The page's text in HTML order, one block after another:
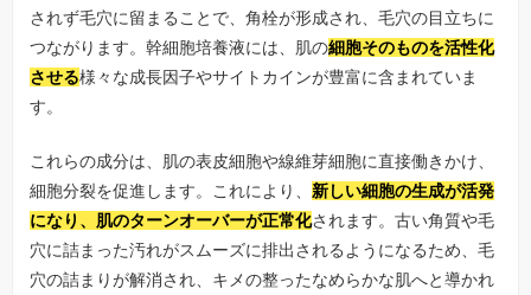
されず毛穴に留まることで、角栓が形成され、毛穴の目立ちに
つながります。幹細胞培養液には、肌の細胞そのものを活性化
させる様々な成長因子やサイトカインが豊富に含まれていま
す。
これらの成分は、肌の表皮細胞や線維芽細胞に直接働きかけ、
細胞分裂を促進します。これにより、新しい細胞の生成が活発
になり、肌のターンオーバーが正常化されます。古い角質や毛
穴に詰まった汚れがスムーズに排出されるようになるため、毛
穴の詰まりが解消され、キメの整ったなめらかな肌へと導かれ